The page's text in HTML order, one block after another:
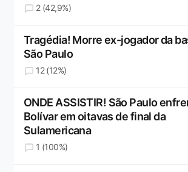
2 (42,9%)
Tragédia! Morre ex-jogador da
São Paulo
12 (12%)
ONDE ASSISTIR! São Paulo
Bolívar em oitavas de final da
Sulamericana
1 (100%)